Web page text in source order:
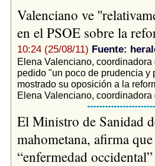
Valenciano ve
en el PSOE sobre la
10:24 (25/08/11) Fuente:
Elena Valenciano,
pedido "un poco de prudencia
mostrado su oposición a la
Elena Valenciano,
El Ministro de Sanidad
mahometana, afirma
“enfermedad occidental”